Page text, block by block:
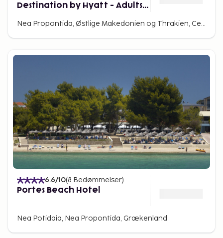
Destination by Hyatt - Adults
Nea Propontida, Østlige Makedonien og Thrakien, Central Macedonia, Grækenland
6.6/10(8 Bedømmelser)
Portes Beach Hotel
Nea Potidaia, Nea Propontida, Grækenland